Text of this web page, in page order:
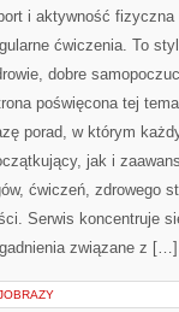
i aktywność
ćwiczenia. To
dobre
poświęcona tej
porad, w którym
jak i
ćwiczeń, zdrowego
Serwis koncentruje
związane z […]